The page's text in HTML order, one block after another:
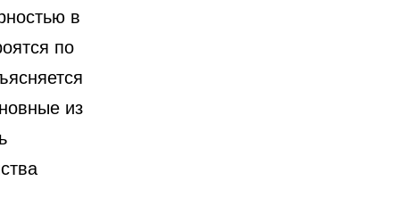
в
по
из